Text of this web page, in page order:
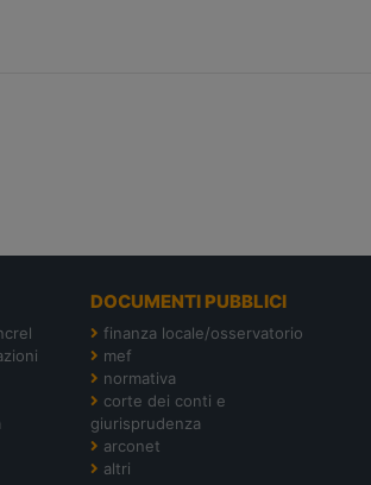
DOCUMENTI PUBBLICI
finanza locale/osservatorio
mef
normativa
corte dei conti e
giurisprudenza
arconet
altri